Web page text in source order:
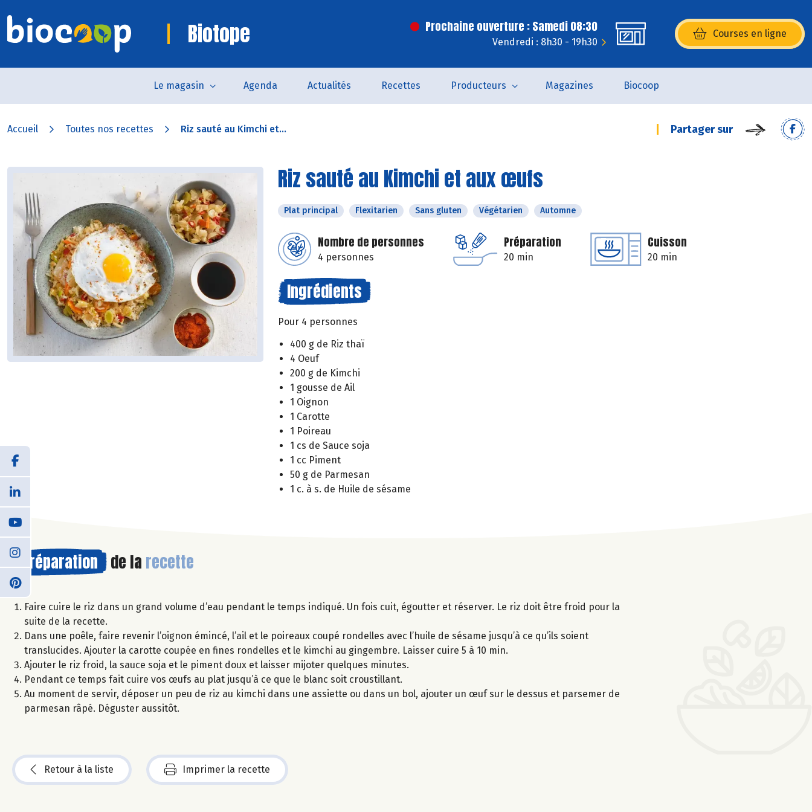
Biotope Prochaine ouverture : Samedi 08:30
Vendredi : 8h30 - 19h30
Courses en ligne
(s’ouvre dans une nouvelle
Le magasin Agenda Actualités Recettes Producteurs Magazines Biocoop
Accueil Toutes nos recettes Riz sauté au Kimchi et... Partager sur
Riz sauté au Kimchi et aux œufs
Plat principal Flexitarien Sans gluten Végétarien Automne
Nombre de personnes
4 personnes
Préparation
20 min
Cuisson
20 min
Ingrédients
Pour 4 personnes
400 g de Riz thaï
4 Oeuf
200 g de Kimchi
1 gousse de Ail
1 Oignon
1 Carotte
1 Poireau
1 cs de Sauce soja
1 cc Piment
50 g de Parmesan
1 c. à s. de Huile de sésame
Préparation de la recette
Faire cuire le riz dans un grand volume d’eau pendant le temps indiqué. Un fois cuit, égoutter et réserver. Le riz doit être froid pour la
suite de la recette.
Dans une poêle, faire revenir l’oignon émincé, l’ail et le poireaux coupé rondelles avec l’huile de sésame jusqu’à ce qu’ils soient
translucides. Ajouter la carotte coupée en fines rondelles et le kimchi au gingembre. Laisser cuire 5 à 10 min.
Ajouter le riz froid, la sauce soja et le piment doux et laisser mijoter quelques minutes.
Pendant ce temps fait cuire vos œufs au plat jusqu’à ce que le blanc soit croustillant.
Au moment de servir, déposer un peu de riz au kimchi dans une assiette ou dans un bol, ajouter un œuf sur le dessus et parsemer de
parmesan râpé. Déguster aussitôt.
Retour à la liste Imprimer la recette